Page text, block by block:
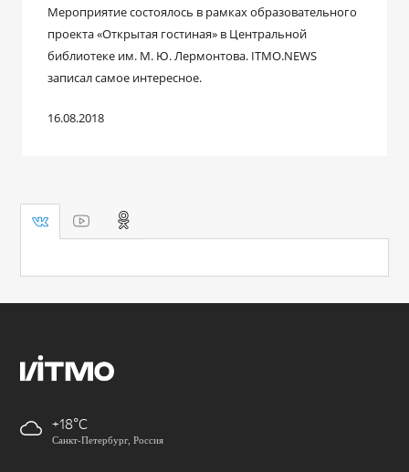
Мероприятие состоялось в рамках образовательного
проекта «Открытая гостиная» в Центральной
библиотеке им. М. Ю. Лермонтова. ITMO.NEWS
записал самое интересное.
16.08.2018
+18
Санкт-Петербург, Россия